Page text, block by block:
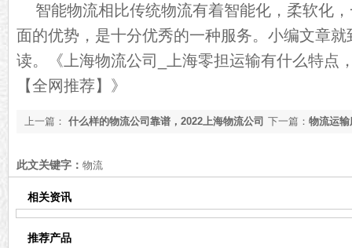
智能物流相比传统物流有着智能化，柔软化
面的优势，是十分优秀的一种服务。小编文章
读。
《上海物流公司_上海零担运输有什么特点
【全网推荐】》
下一篇： 物流运
上一篇： 什么样的物流公司靠谱，2022上海物流公司
此文关键字： 物流
相关资讯
推荐产品